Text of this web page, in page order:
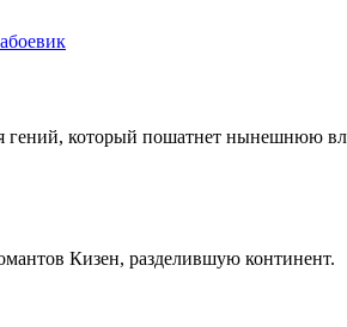
боевик
который пошатнет нынешнюю
Кизен, разделившую континент.